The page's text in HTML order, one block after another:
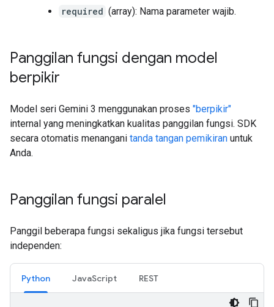
required (array): Nama parameter wajib.
Panggilan fungsi dengan model
berpikir
Model seri Gemini 3 menggunakan proses "berpikir"
internal yang meningkatkan kualitas panggilan fungsi. SDK
secara otomatis menangani tanda tangan pemikiran untuk
Anda.
Panggilan fungsi paralel
Panggil beberapa fungsi sekaligus jika fungsi tersebut
independen:
Python JavaScript REST